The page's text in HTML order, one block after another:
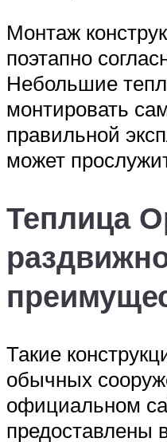
Монтаж
поэтапно
Небольшие
монтировать
правильной
может
Теплица
Такие
обычных
официальном
предоставлены